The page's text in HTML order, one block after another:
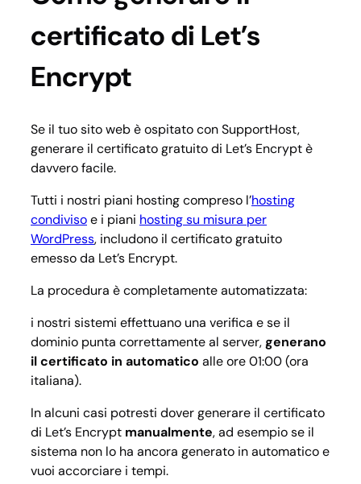
certificato di Let’s
Encrypt
Se il tuo sito web è ospitato con SupportHost,
generare il certificato gratuito di Let’s Encrypt è
davvero facile.
Tutti i nostri piani hosting compreso l’hosting
condivisoe i piani hosting su misura per
WordPress, includono il certificato gratuito
emesso da Let’s Encrypt.
La procedura è completamente automatizzata:
i nostri sistemi effettuano una verifica e se il
dominio punta correttamente al server,generano
il certificato in automatico alle ore 01:00 (ora
italiana).
In alcuni casi potresti dover generare il certificato
di Let’s Encrypt manualmente, ad esempio se il
sistema non lo ha ancora generato in automatico e
vuoi accorciare i tempi.